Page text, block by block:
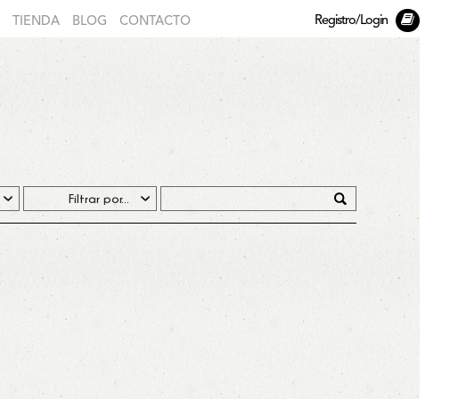
TIENDA BLOG CONTACTO Registro/Login